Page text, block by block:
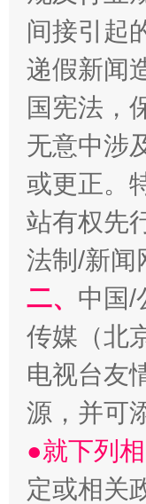
习近平的
“刷贴”
间接引起
递假新闻
国宪法，
无意中涉
或更正。
站有权先
法制/新闻
二、 中国/
传媒（北
电视台友
源，并可
●就下列
定或相关